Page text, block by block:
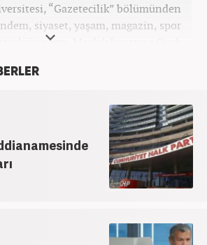
“Gazetecilik” bölümünden
siyaset, yaşam, magazin, spor
yaptı. Meslek hayatına Ocak